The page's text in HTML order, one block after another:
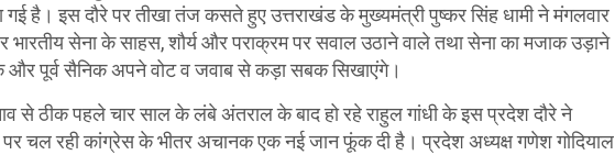
है। इस दौरे पर तीखा तंज कसते हुए उत्तराखंड के मुख्यमंत्री पुष्कर सिंह धामी ने मंगलवार
सेना के साहस, शौर्य और पराक्रम पर सवाल उठाने वाले तथा सेना का मजाक उड़ाने
और पूर्व सैनिक अपने वोट व जवाब से कड़ा सबक सिखाएंगे।
से ठीक पहले चार साल के लंबे अंतराल के बाद हो रहे राहुल गांधी के इस प्रदेश दौरे ने
पर चल रही कांग्रेस के भीतर अचानक एक नई जान फूंक दी है। प्रदेश अध्यक्ष गणेश गोदियाल